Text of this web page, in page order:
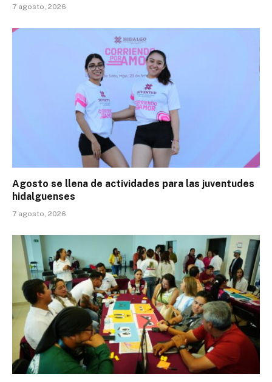
7 agosto, 2026
Agosto se llena de actividades para las juventudes
hidalguenses
7 agosto, 2026